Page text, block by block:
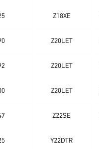
Z18XE
Z20LET
Z20LET
Z20LET
Z22SE
Y22DTR